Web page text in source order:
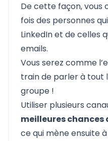
De cette façon, vous
fois des personnes
LinkedIn et de celles
emails.
Vous serez comme
train de parler à tout
groupe !
Utiliser plusieurs
meilleures chances
ce qui mène ensuite